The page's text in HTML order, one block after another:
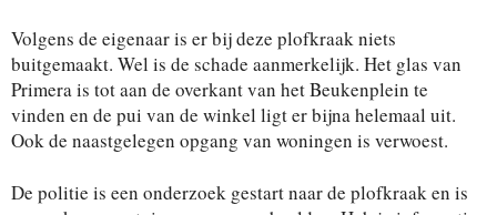
Volgens de eigenaar is er bij deze plofkraak niets
buitgemaakt. Wel is de schade aanmerkelijk. Het glas van
Primera is tot aan de overkant van het Beukenplein te
vinden en de pui van de winkel ligt er bijna helemaal uit.
Ook de naastgelegen opgang van woningen is verwoest.
De politie is een onderzoek gestart naar de plofkraak en is